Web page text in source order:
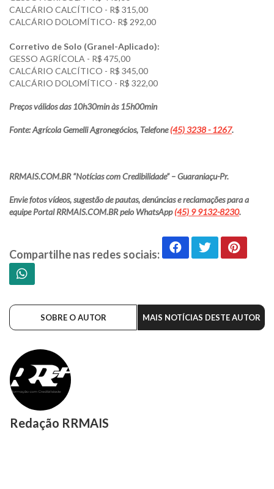
CALCÁRIO CALCÍTICO - R$ 315,00
CALCÁRIO DOLOMÍTICO- R$ 292,00
Corretivo de Solo (Granel-Aplicado):
GESSO AGRÍCOLA - R$ 475,00
CALCÁRIO CALCÍTICO - R$ 345,00
CALCÁRIO DOLOMÍTICO - R$ 322,00
Preços válidos das 10h30min às 15h00min
Fonte: Agrícola Gemelli Agronegócios, Telefone(45) 3238 - 1267.
RRMAIS.COM.BR “Notícias com Credibilidade” – Guaraniaçu-Pr.
Envie fotos vídeos, sugestão de pautas, denúncias e reclamações para a
equipe Portal RRMAIS.COM.BR pelo WhatsApp(45) 9 9132-8230.
Compartilhe nas redes sociais:
SOBRE O AUTOR MAIS NOTÍCIAS DESTE AUTOR
Redação RRMAIS